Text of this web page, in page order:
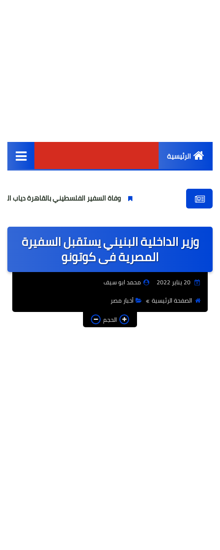
الرئيسية
أخبار مصر
عالمى
الرياضة
التعليم
وفاة السفير الفلسطيني بالقاهرة دياب اللوح.. مسيرة
وزير الداخلية البنيني يستقبل السفيرة
المصرية فى كوتونو
20 يناير 2022
محمد ابو سيف
الصفحة الرئيسية
أخبار مصر
الحجم